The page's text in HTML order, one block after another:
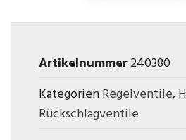
Artikelnummer240380
KategorienRegelventile,
Rückschlagventile